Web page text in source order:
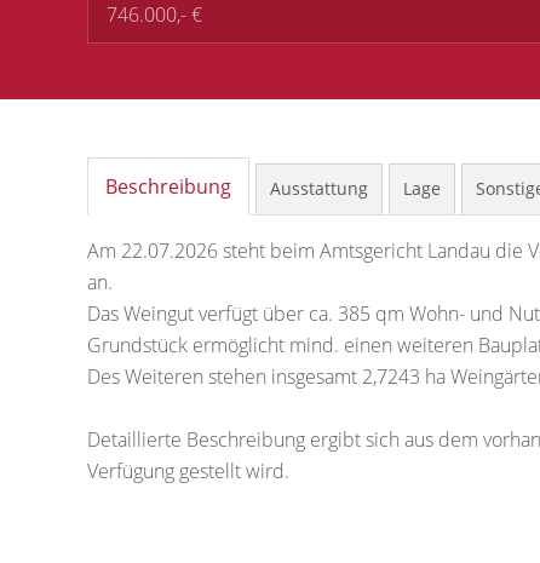
746.000,- €
Beschreibung Ausstattung Lage
Am 22.07.2026 steht beim Amtsgericht Landau die
an.
Das Weingut verfügt über ca. 385 qm Wohn- und
Grundstück ermöglicht mind. einen weiteren
Des Weiteren stehen insgesamt 2,7243 ha
Detaillierte Beschreibung ergibt sich aus dem
Verfügung gestellt wird.